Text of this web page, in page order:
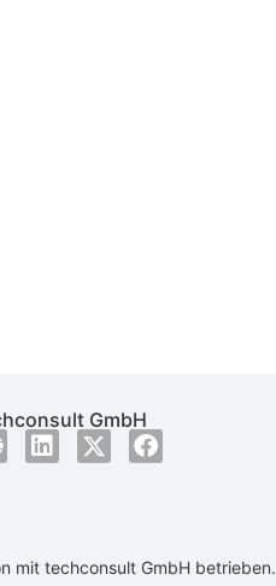
GmbH
mit techconsult GmbHbetrieben.